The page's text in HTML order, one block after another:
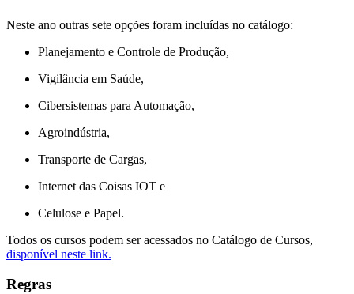
Neste ano outras sete opções foram incluídas no catálogo:
Planejamento e Controle de Produção,
Vigilância em Saúde,
Cibersistemas para Automação,
Agroindústria,
Transporte de Cargas,
Internet das Coisas IOT e
Celulose e Papel.
Todos os cursos podem ser acessados no Catálogo de Cursos,
disponível neste link.
Regras